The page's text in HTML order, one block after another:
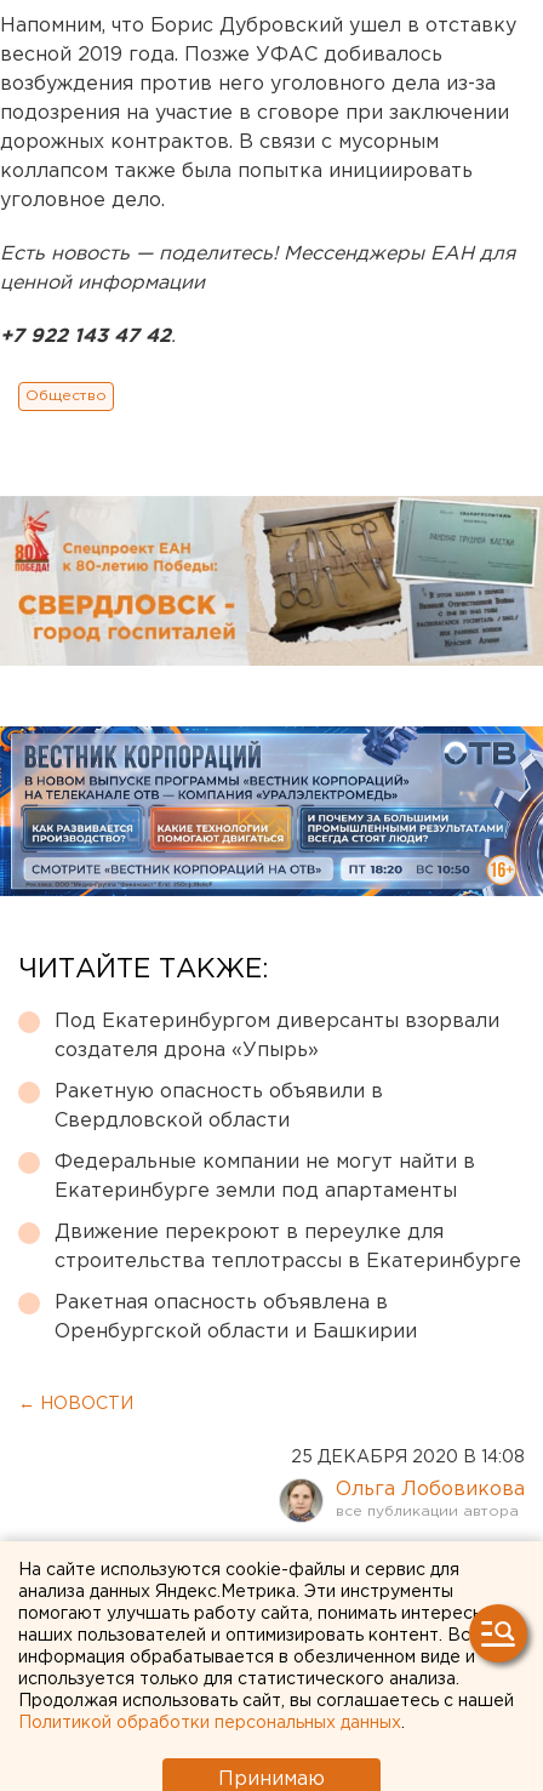
Напомним, что Борис Дубровский ушел в отставку
весной 2019 года. Позже УФАС добивалось
возбуждения против него уголовного дела из-за
подозрения на участие в сговоре при заключении
дорожных контрактов. В связи с мусорным
коллапсом также была попытка инициировать
уголовное дело.
Есть новость — поделитесь! Мессенджеры ЕАН для
ценной информации
+7 922 143 47 42.
Общество
ЧИТАЙТЕ ТАКЖЕ:
Под Екатеринбургом диверсанты взорвали
создателя дрона «Упырь»
Ракетную опасность объявили в
Свердловской области
Федеральные компании не могут найти в
Екатеринбурге земли под апартаменты
Движение перекроют в переулке для
строительства теплотрассы в Екатеринбурге
Ракетная опасность объявлена в
Оренбургской области и Башкирии
← НОВОСТИ
25 ДЕКАБРЯ 2020 В 14:08
Ольга Лобовикова
Расчеты С-400 «Триумф»
приступили к охране неба
над Уралом
На сайте используются cookie-файлы и сервис для
анализа данных Яндекс.Метрика. Эти инструменты
помогают улучшать работу сайта, понимать интересы
наших пользователей и оптимизировать контент. Вся
информация обрабатывается в обезличенном виде и
используется только для статистического анализа.
Продолжая использовать сайт, вы соглашаетесь с нашей
Политикой обработки персональных данных
Принимаю